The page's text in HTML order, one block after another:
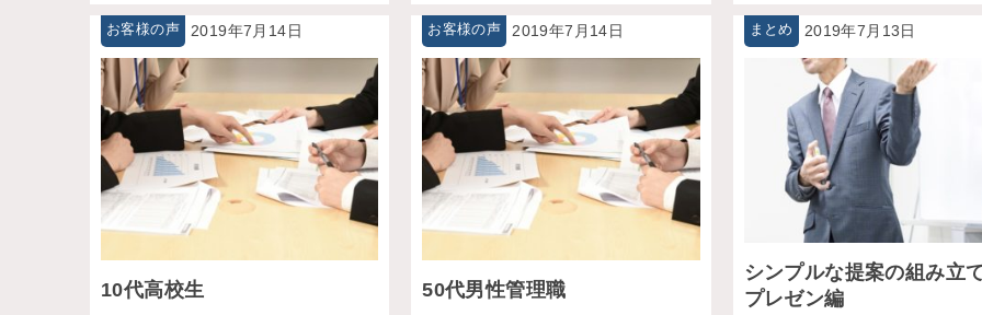
お客様の声 2019年7月14日
10代高校生
お客様の声 2019年7月14日
50代男性管理職
まとめ 2019年7月13日
シンプルな提案の組み立
プレゼン編